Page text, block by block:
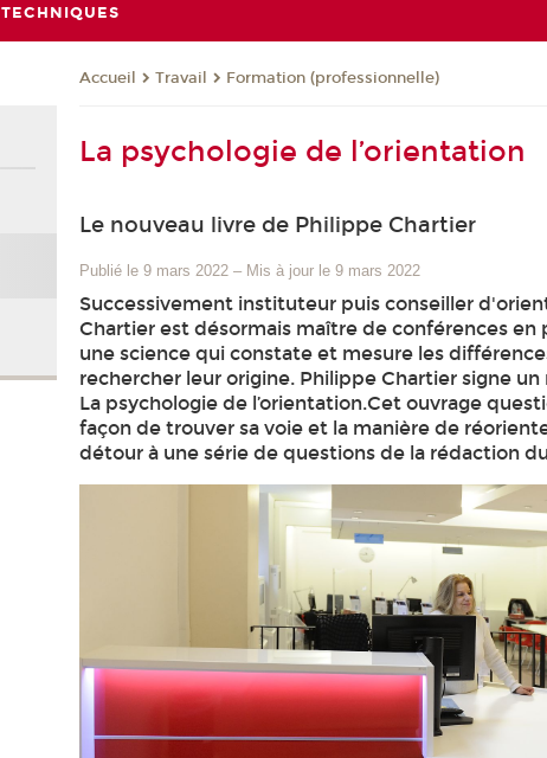
TECHNIQUES
Accueil Travail Formation (professionnelle)
La psychologie de l’orientation
Le nouveau livre de Philippe Chartier
Publié le 9 mars 2022 – Mis à jour le 9 mars 2022
Successivement instituteur puis conseiller
Chartier est désormais maître de conférences
une science qui constate et mesure les
rechercher leur origine. Philippe Chartier signe
La psychologie de l’orientation.Cet ouvrage
façon de trouver sa voie et la manière de
détour à une série de questions de la rédaction